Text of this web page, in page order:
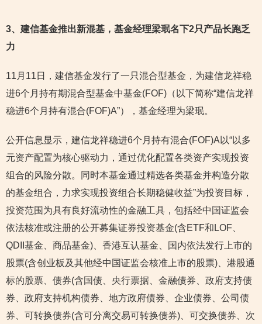
3、建信基金推出新混基，基金经理梁珉名下2只产品长跑乏
力
11月11日，建信基金发行了一只混合型基金，为建信龙祥稳
进6个月持有期混合型基金中基金(FOF)（以下简称“建信龙祥
稳进6个月持有混合(FOF)A”），基金经理为梁珉。
公开信息显示，建信龙祥稳进6个月持有混合(FOF)A以“以多
元资产配置为核心驱动力，通过优化配置各类资产实现投资
组合的风险分散。同时本基金通过精选各类基金并构造分散
的基金组合，力求实现投资组合长期稳健收益”为投资目标，
投资范围为具有良好流动性的金融工具，包括经中国证监会
依法核准或注册的公开募集证券投资基金(含ETF和LOF、
QDII基金、商品基金)、香港互认基金、国内依法发行上市的
股票(含创业板及其他经中国证监会核准上市的股票)、港股通
标的股票、债券(含国债、央行票据、金融债券、政府支持债
券、政府支持机构债券、地方政府债券、企业债券、公司债
券、可转换债券(含可分离交易可转换债券)、可交换债券、次